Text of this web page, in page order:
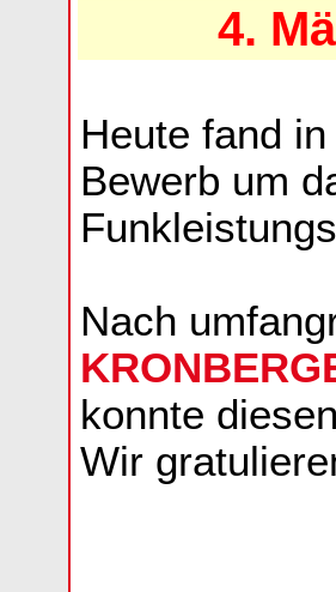
4.
Heute fand
Bewerb um
Nach
konnte
Wir